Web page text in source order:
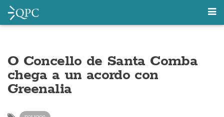
O Concello de Santa Comba
chega a un acordo con
Greenalia